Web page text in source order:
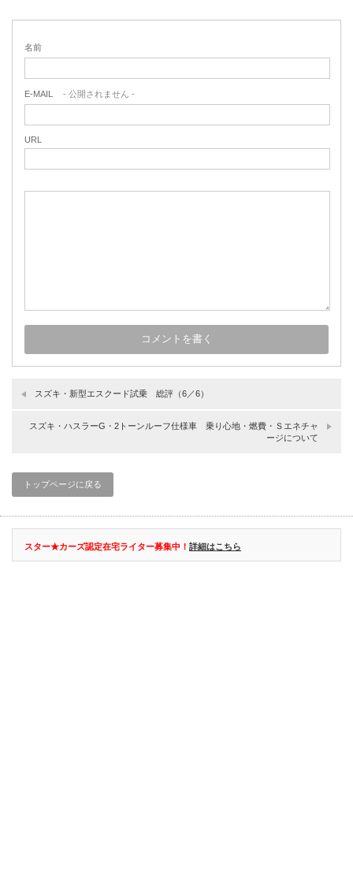
名前
E-MAIL - 公開されません -
URL
スズキ・新型エスクード試乗 総評（6／6）
スズキ・ハスラーG・2トーンルーフ仕様車 乗り心地・燃費・Ｓエネチャ
ージについて
トップページに戻る
スター★カーズ認定在宅ライター募集中！ 詳細はこちら